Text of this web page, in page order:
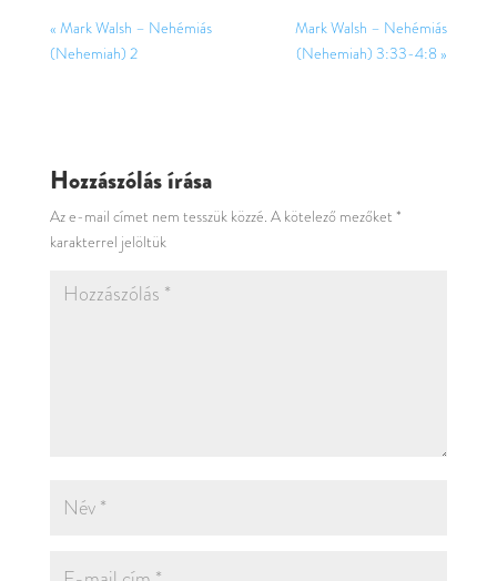
« Mark Walsh – Nehémiás
(Nehemiah) 2
Mark Walsh – Nehémiás
(Nehemiah) 3:33-4:8 »
Hozzászólás írása
Az e-mail címet nem tesszük közzé. A kötelező mezőket *
karakterrel jelöltük